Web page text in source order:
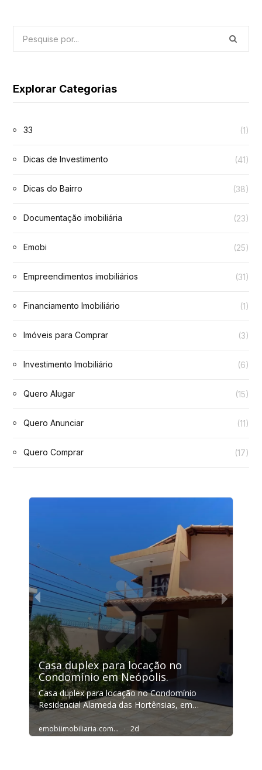
Explorar Categorias
33 (1)
Dicas de Investimento (41)
Dicas do Bairro (38)
Documentação imobiliária (23)
Emobi (25)
Empreendimentos imobiliários (31)
Financiamento Imobiliário (1)
Imóveis para Comprar (3)
Investimento Imobiliário (6)
Quero Alugar (15)
Quero Anunciar (11)
Quero Comprar (17)